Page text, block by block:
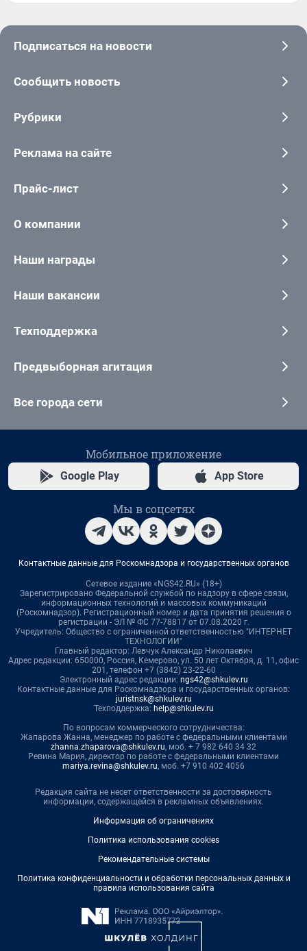
Подписаться на новости
Сообщить новость
Рубрики
Реклама на сайте
Прайс-лист
О компании
Наши награды
Наши вакансии
Техподдержка
Предвыборная агитация
Все города сети
Мобильное приложение
Google Play App Store
Мы в соцсетях
Контактные данные для Роскомнадзора и государственных органов
Сетевое издание «NGS42.RU» (18+)
Зарегистрировано Федеральной службой по надзору в сфере связи,
информационных технологий и массовых коммуникаций
(Роскомнадзор). Регистрационный номер и дата принятия решения о
регистрации - ЭЛ № ФС 77-78817 от 07.08.2020 г.
Учредитель: Общество с ограниченной ответственностью "ИНТЕРНЕТ
ТЕХНОЛОГИИ"
Главный редактор: Левчук Александр Николаевич
Адрес редакции: 650000, Россия, Кемерово, ул. 50 лет Октября, д. 11, офис
201, телефон +7 (3842) 23-22-60
Электронный адрес редакции: ngs42@shkulev.ru
Контактные данные для Роскомнадзора и государственных органов:
juristnsk@shkulev.ru
Техподдержка: help@shkulev.ru
По вопросам коммерческого сотрудничества:
Жапарова Жанна, менеджер по работе с федеральными клиентами
zhanna.zhaparova@shkulev.ru, моб. + 7 982 640 34 32
Ревина Мария, директор по работе с федеральными клиентами
mariya.revina@shkulev.ru, моб. +7 910 402 4056
Редакция сайта не несет ответственности за достоверность
информации, содержащейся в рекламных объявлениях.
Информация об ограничениях
Политика использования cookies
Рекомендательные системы
Политика конфиденциальности и обработки персональных данных и
правила использования сайта